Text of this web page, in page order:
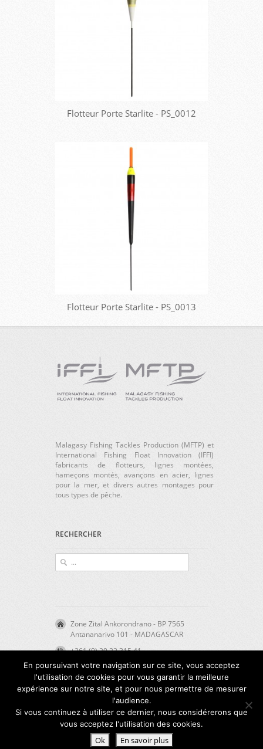
Flotteur Porte Starlite - PS_0012
Flotteur Porte Starlite - PS_0013
Malagasy Fishing Tackles Production (MFTP) et
International Fishing Float Innovation (IFFI)
fabricants de flotteurs, lignes montées,
hameçons montés, avançons en acier, lignes
pour la mer, et divers autres montages pour
tous types de pêche.
RECHERCHER
Zone Zital Ankorondrano - BP 7565
Antananarivo 101 - MADAGASCAR
+261 (0) 20 22 315 41
direction@mftp-iffi.com
FREDERIQUE VIVIAND
En poursuivant votre navigation sur ce site, vous acceptez
l'utilisation de cookies pour vous garantir la meilleure
expérience sur notre site, et pour nous permettre de mesurer
l'audience.
Si vous continuez à utiliser ce dernier, nous considérerons que
vous acceptez l'utilisation des cookies.
Ok En savoir plus